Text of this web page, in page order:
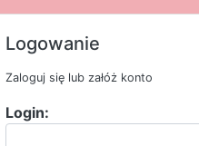
Logowanie
Zaloguj się lub załóż konto
Login: